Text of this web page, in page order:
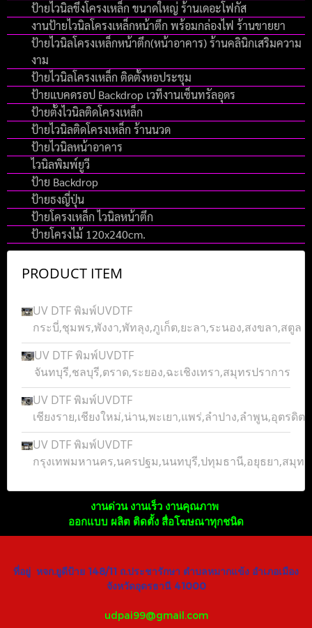
ป้ายไวนิลขึงโครงเหล็ก ขนาดใหญ่ ร้านเดอะโฟกัส
งานป้ายไวนิลโครงเหล็กหน้าตึก พร้อมกล่องไฟ ร้านขายยา
ป้ายไวนิลโครงเหล็กหน้าตึก(หน้าอาคาร) ร้านคลินิกเสริมความ
งาม
ป้ายไวนิลโครงเหล็ก ติดตั้งหอประชุม
ป้ายแบคดรอป Backdrop เวทีงานเซ็นทรัลอุดร
ป้ายตั้งไวนิลติดโครงเหล็ก
ป้ายไวนิลติดโครงเหล็ก ร้านนวด
ป้ายไวนิลหน้าอาคาร
ไวนิลพิมพ์ยูวี
ป้าย Backdrop
ป้ายธงญี่ปุ่น
ป้ายโครงเหล็ก ไวนิลหน้าตึก
ป้ายโครงไม้ 120x240cm.
PRODUCT ITEM
UV DTF พิมพ์UVDTF
กระบี่,ชุมพร,พังงา,พัทลุง,ภูเก็ต,ยะลา,ระนอง,สงขลา,สตูล
UV DTF พิมพ์UVDTF
จันทบุรี,ชลบุรี,ตราด,ระยอง,ฉะเชิงเทรา,สมุทรปราการ
UV DTF พิมพ์UVDTF
เชียงราย,เชียงใหม่,น่าน,พะเยา,แพร่,ลำปาง,ลำพูน,อุตรดิตถ์
UV DTF พิมพ์UVDTF
กรุงเทพมหานคร,นครปฐม,นนทบุรี,ปทุมธานี,อยุธยา,สมุท
งานด่วน งานเร็ว งานคุณภาพ
ออกแบบ ผลิต ติดตั้ง สื่อโฆษณาทุกชนิด
ที่อยู่ หจก.ยูดีป้าย 148/11 ถ.ประชารักษา ตำบลหมากแข้ง อำเภอเมือง
จังหวัดอุดรธานี 41000
udpai99@gmail.com